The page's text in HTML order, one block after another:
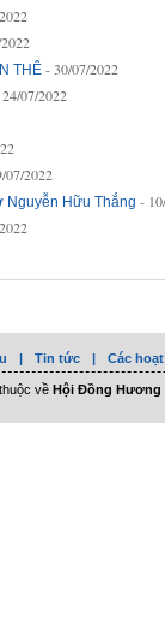
THÊ - 30/07/2022
07/2022
07/2022
Nguyễn Hữu Thắng -
| Tin tức | Các
về Hội Đồng Hương